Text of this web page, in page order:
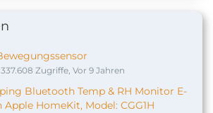
Zugriffe, Vor 9 Jahren
Bluetooth Temp & RH Monitor E-
Apple HomeKit, Model: CGG1H